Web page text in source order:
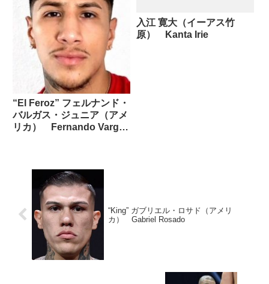
“El Feroz” フェルナンド・
バルガス・ジュニア（アメ
リカ） Fernando Vargas
入江 寛大（イーアス竹
原） Kanta Irie
“King” ガブリエル・ロサド（アメリ
カ） Gabriel Rosado